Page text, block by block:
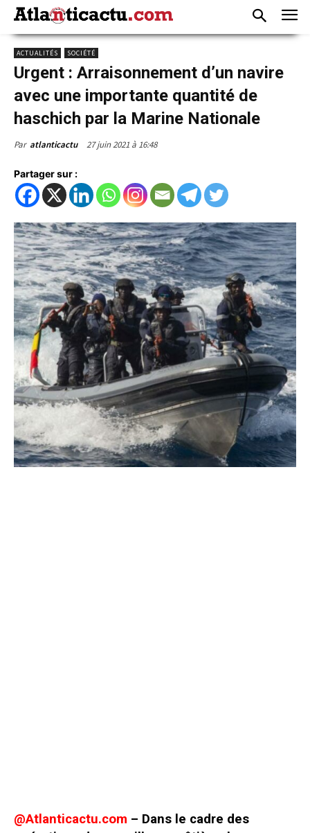
ACTUALITÉS SOCIÉTÉ
Urgent : Arraisonnement d’un navire
avec une importante quantité de
haschich par la Marine Nationale
Par atlanticactu 27 juin 2021 à 16:48
Partager sur :
@Atlanticactu.com – Dans le cadre des